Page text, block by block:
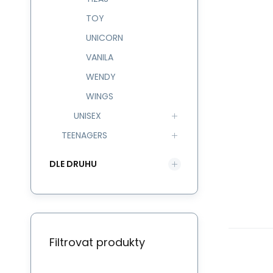
TOY
UNICORN
VANILA
WENDY
WINGS
UNISEX
TEENAGERS
DLE DRUHU
Filtrovat produkty